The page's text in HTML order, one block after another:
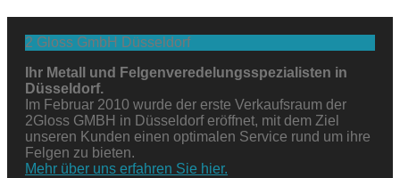
2 Gloss GmbH Düsseldorf
Ihr Metall und Felgenveredelungsspezialisten in
Düsseldorf.
Im Februar 2010 wurde der erste Verkaufsraum der
2Gloss GMBH in Düsseldorf eröffnet, mit dem Ziel
unseren Kunden einen optimalen Service rund um ihre
Felgen zu bieten.
Mehr über uns erfahren Sie hier.